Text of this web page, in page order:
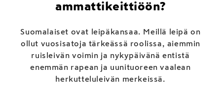
ammattikeittiöön?
Suomalaiset ovat leipäkansaa. Meillä leipä on
ollut vuosisatoja tärkeässä roolissa, aiemmin
ruisleivän voimin ja nykypäivänä entistä
enemmän rapean ja uunituoreen vaalean
herkutteluleivän merkeissä.